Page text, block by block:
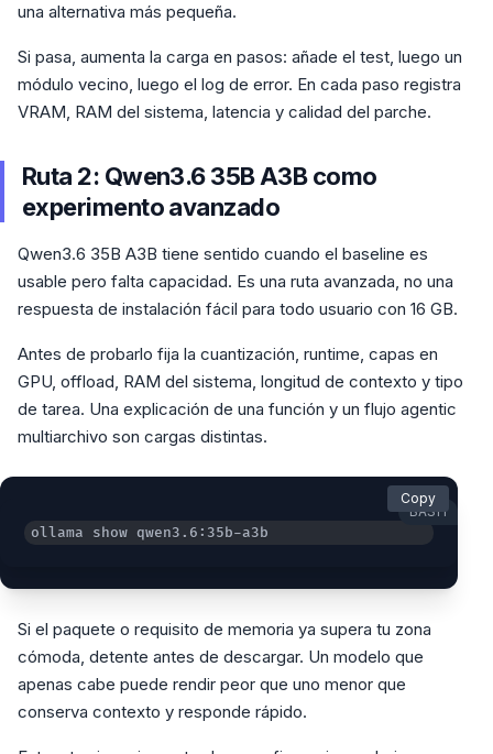
una alternativa más pequeña.
Si pasa, aumenta la carga en pasos: añade el test, luego un
módulo vecino, luego el log de error. En cada paso registra
VRAM, RAM del sistema, latencia y calidad del parche.
Ruta 2: Qwen3.6 35B A3B como
experimento avanzado
Qwen3.6 35B A3B tiene sentido cuando el baseline es
usable pero falta capacidad. Es una ruta avanzada, no una
respuesta de instalación fácil para todo usuario con 16 GB.
Antes de probarlo fija la cuantización, runtime, capas en
GPU, offload, RAM del sistema, longitud de contexto y tipo
de tarea. Una explicación de una función y un flujo agentic
multiarchivo son cargas distintas.
BASH
ollama show qwen3.6:35b-a3b
Copy
Si el paquete o requisito de memoria ya supera tu zona
cómoda, detente antes de descargar. Un modelo que
apenas cabe puede rendir peor que uno menor que
conserva contexto y responde rápido.